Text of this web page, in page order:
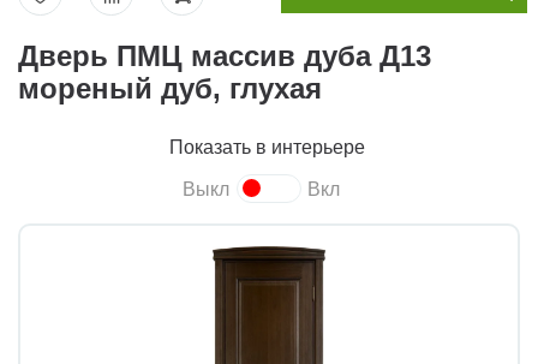
Дверь ПМЦ массив дуба Д13
мореный дуб, глухая
Показать в интерьере
Выкл Вкл